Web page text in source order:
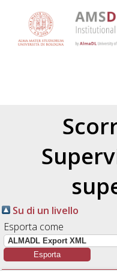
Su di un livello
Esporta come